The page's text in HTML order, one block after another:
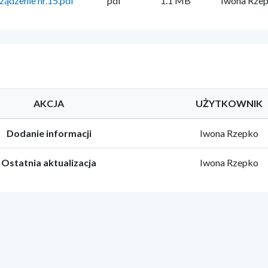
AKCJA UŻYTKOWNIK
Dodanie informacji Iwona Rzepko
Ostatnia aktualizacja Iwona Rzepko